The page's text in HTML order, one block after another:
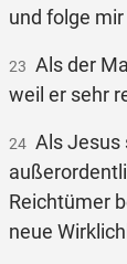
und folge
23 Als der
weil er sehr
24 Als Jesus
Reichtümer
neue